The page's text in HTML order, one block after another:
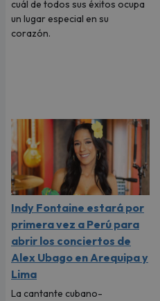
cuál de todos sus éxitos ocupa
un lugar especial en su
corazón.
Indy Fontaine estará por
primera vez a Perú para
abrir los conciertos de
Alex Ubago en Arequipa y
Lima
La cantante cubano-